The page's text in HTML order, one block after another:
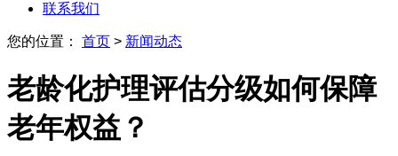
联系我们
您的位置： 首页 > 新闻动态
老龄化护理评估分级如何保障
老年权益？